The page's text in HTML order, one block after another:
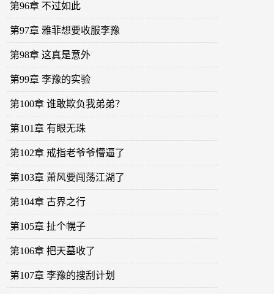
第96章 不过如此
第97章 雅菲想要收服李豫
第98章 这真是意外
第99章 李豫的实验
第100章 谁敢欺负我弟弟？
第101章 有眼无珠
第102章 戒指老爷爷懵逼了
第103章 萧风要闯荡江湖了
第104章 古界之行
第105章 扯个幌子
第106章 把天墓收了
第107章 李豫的搜刮计划